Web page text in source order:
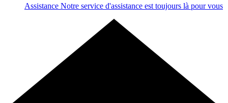
Assistance Notre service d'assistance est toujours là pour vous